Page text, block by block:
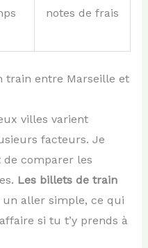
notes de frais
train entre Marseille et
villes varient
facteurs. Je
comparer les
Les billets de train
aller simple, ce qui
si tu t’y prends à